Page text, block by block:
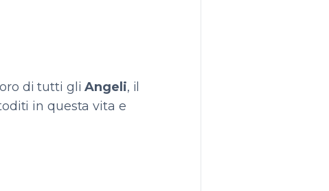
di tutti gliAngeli, il
in questa vita e